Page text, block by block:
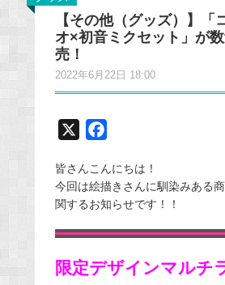
【その他（グッズ）】「
オ×初音ミクセット」が
売！
2022年6月22日 18:00
c
e
b
o
k
皆さんこんにちは！
今回は絵描きさんに馴染みある
関するお知らせです！！
限定デザインマルチ